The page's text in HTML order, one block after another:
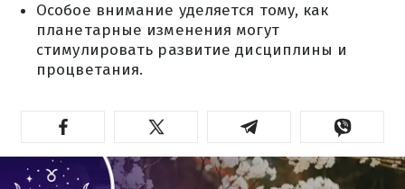
Особое внимание уделяется тому, как
планетарные изменения могут
стимулировать развитие дисциплины и
процветания.